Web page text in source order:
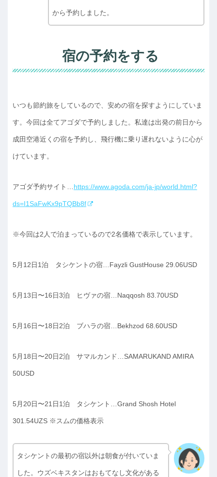
から予約しました。
宿の予約をする
いつも節約旅をしているので、安めの宿を探すようにしていま
す。今回は全てアゴダで予約しました。私達は出発の前日から
成田空港近くの宿を予約し、飛行機に乗り遅れないように心が
けています。
アゴダ予約サイト… https://www.agoda.com/ja-jp/world.html?
ds=I1SaFwKx9pTQBb8f
※今回は2人で泊まっているので2名価格で表示しています。
5月12日1泊 タシケントの宿…Fayzli GustHouse 29.06USD
5月13日〜16日3泊 ヒヴァの宿…Naqqosh 83.70USD
5月16日〜18日2泊 ブハラの宿…Bekhzod 68.60USD
5月18日〜20日2泊 サマルカンド…SAMARUKAND AMIRA
50USD
5月20日〜21日1泊 タシケント…Grand Shosh Hotel
301.54UZS ※スムの価格表示
タシケントの最初の宿以外は朝食が付いていま
した。ウズベキスタンはおもてなし文化がある